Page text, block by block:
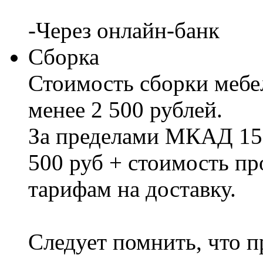
-Через онлайн-банк
Сборка
Стоимость сборки
менее 2 500 рублей.
За пределами МКАД
500 руб + стоимость
тарифам на доставку.
Следует помнить, что